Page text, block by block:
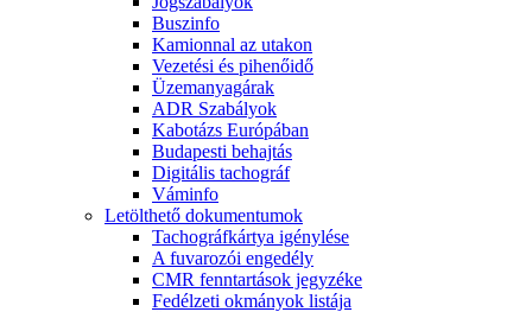
Buszinfo
Kamionnal az utakon
Vezetési és pihenőidő
Üzemanyagárak
ADR Szabályok
Kabotázs Európában
Budapesti behajtás
Digitális tachográf
Váminfo
Letölthető dokumentumok
Tachográfkártya igénylése
A fuvarozói engedély
CMR fenntartások jegyzéke
Fedélzeti okmányok listája